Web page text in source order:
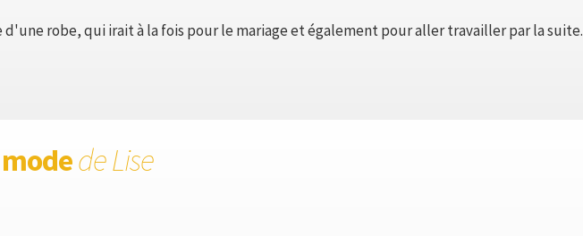
robe, qui irait à la fois pour le mariage et également pour aller travailler par la suite.
de Lise